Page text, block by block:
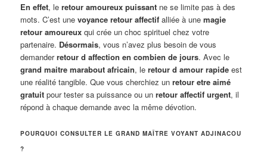
En effet, leretour amoureux puissant ne se limite pas à des
mots. C’est unevoyance retour affectif alliée à unemagie
retour amoureux qui crée un choc spirituel chez votre
partenaire. Désormais, vous n’avez plus besoin de vous
demanderretour d affection en combien de jours. Avec le
grand maitre marabout africain, leretour d amour rapide est
une réalité tangible. Que vous cherchiez unretour etre aimé
gratuit pour tester sa puissance ou unretour affectif urgent, il
répond à chaque demande avec la même dévotion.
POURQUOI CONSULTER LE GRAND MAÎTRE VOYANT ADJINACOU
?